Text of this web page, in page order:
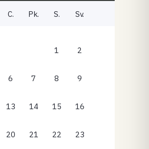
C. Pk. S. Sv.
1 2
6 7 8 9
13 14 15 16
20 21 22 23